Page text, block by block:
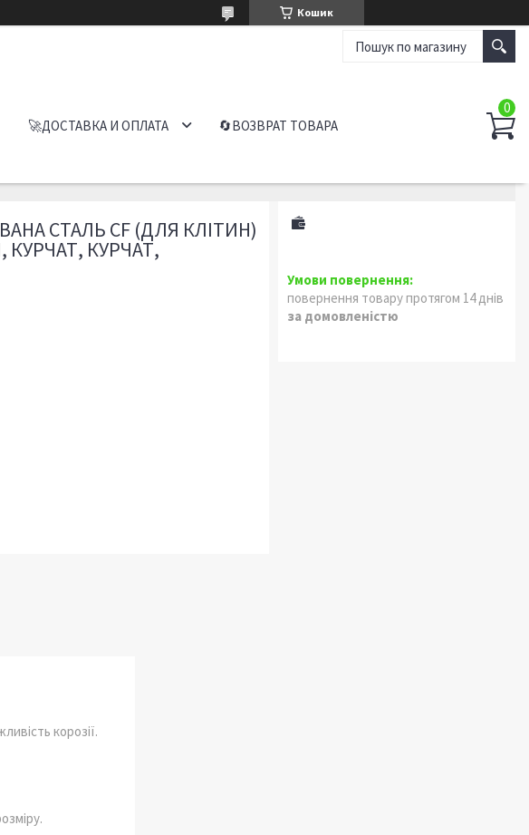
Кошик
🚀ДОСТАВКА И ОПЛАТА 🔄ВОЗВРАТ ТОВАРА
СТАЛЬ CF (ДЛЯ КЛІТИН)
КУРЧАТ, КУРЧАТ,
повернення товару протягом 14 днів
за домовленістю
корозії.